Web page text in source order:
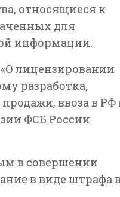
относящиеся к
для
информации.
лицензировании
разработка,
ввоза в РФ
ФСБ России
в совершении
в виде штрафа в